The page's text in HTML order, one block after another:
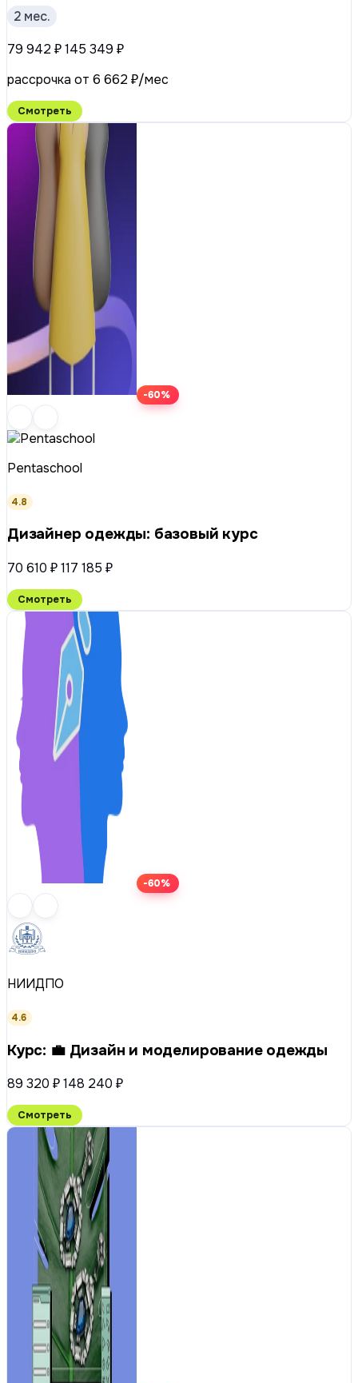
2 мес.
79 942 ₽145 349 ₽
рассрочка от 6 662 ₽/мес
Смотреть
-60%
Pentaschool
4.8
Дизайнер одежды: базовый курс
70 610 ₽117 185 ₽
Смотреть
-60%
НИИДПО
4.6
Курс: 💼 Дизайн и моделирование одежды
89 320 ₽148 240 ₽
Смотреть